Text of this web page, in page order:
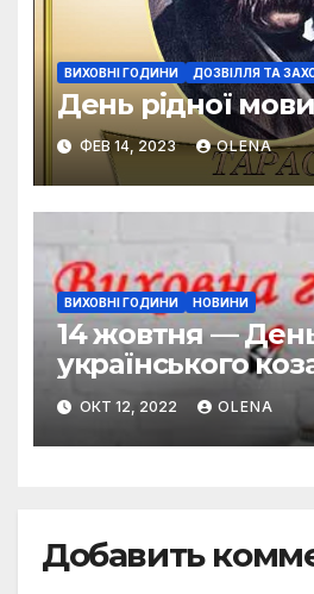
ВИХОВНІ ГОДИНИ ДОЗВІЛЛЯ ТА
День рідної мови
ФЕВ 14, 2023 OLENA
ВИХОВНІ ГОДИНИ НОВИНИ
14 жовтня —
українського
ОКТ 12, 2022 OLENA
Добавить